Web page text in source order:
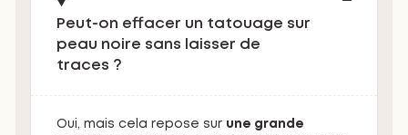
Peut-on effacer un tatouage sur
peau noire sans laisser de
traces ?
Oui, mais cela repose sur une grande